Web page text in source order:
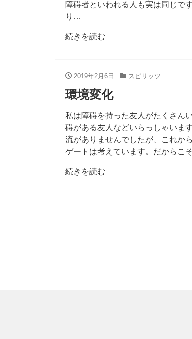
障碍者といわれる人も実は同じで
り…
続きを読む
2019年2月6日 スピリッツ
環境変化
私は障碍を持った友人がたくさん
碍がある友人などいらっしゃいま
流がありませんでしたが、これか
ゲートは考えています。だからこ
続きを読む